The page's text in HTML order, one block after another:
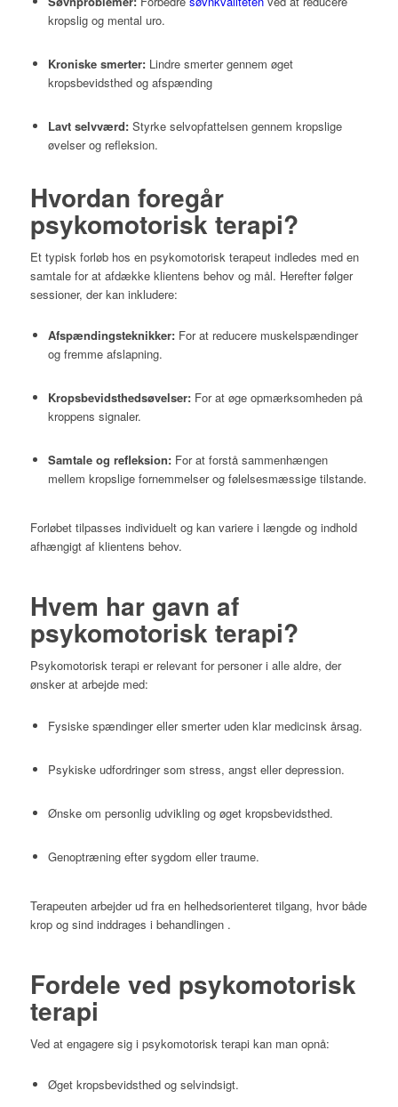
kropslig og mental uro.
Kroniske smerter: Lindre smerter gennem øget
kropsbevidsthed og afspænding
Lavt selvværd: Styrke selvopfattelsen gennem kropslige
øvelser og refleksion.​
Hvordan foregår
psykomotorisk terapi?
Et typisk forløb hos en psykomotorisk terapeut indledes med en
samtale for at afdække klientens behov og mål. Herefter følger
sessioner, der kan inkludere:
Afspændingsteknikker: For at reducere muskelspændinger
og fremme afslapning.
Kropsbevidsthedsøvelser: For at øge opmærksomheden på
kroppens signaler.
Samtale og refleksion: For at forstå sammenhængen
mellem kropslige fornemmelser og følelsesmæssige tilstande.
Forløbet tilpasses individuelt og kan variere i længde og indhold
afhængigt af klientens behov.​
Hvem har gavn af
psykomotorisk terapi?
Psykomotorisk terapi er relevant for personer i alle aldre, der
ønsker at arbejde med:
Fysiske spændinger eller smerter uden klar medicinsk årsag.
Psykiske udfordringer som stress, angst eller depression.
Ønske om personlig udvikling og øget kropsbevidsthed.
Genoptræning efter sygdom eller traume.
Terapeuten arbejder ud fra en helhedsorienteret tilgang, hvor både
krop og sind inddrages i behandlingen.​
Fordele ved psykomotorisk
terapi
Ved at engagere sig i psykomotorisk terapi kan man opnå:
Øget kropsbevidsthed og selvindsigt.